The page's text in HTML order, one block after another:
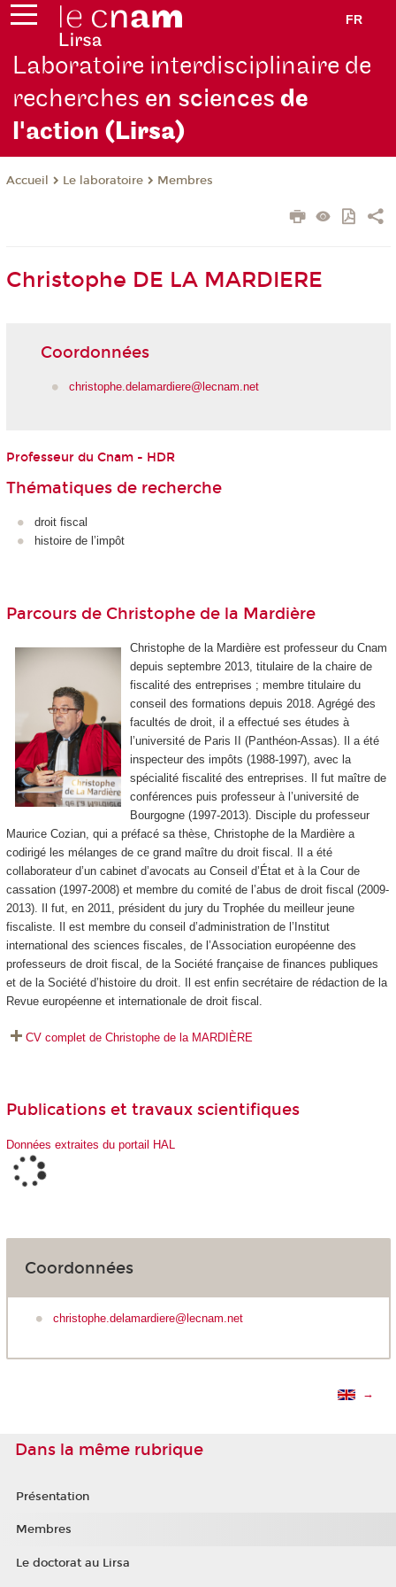
FR
Laboratoire interdisciplinaire de
recherches en sciencesde
l'action (Lirsa)
Accueil Le laboratoire Membres
Christophe DE LA MARDIERE
Coordonnées
christophe.delamardiere@lecnam.net
Professeur du Cnam - HDR
Thématiques de recherche
droit fiscal
histoire de l’impôt
Parcours de Christophe de la Mardière
Christophe de la Mardière est professeur du Cnam
depuis septembre 2013, titulaire de la chaire de
fiscalité des entreprises ; membre titulaire du
conseil des formations depuis 2018. Agrégé des
facultés de droit, il a effectué ses études à
l’université de Paris II (Panthéon-Assas). Il a été
inspecteur des impôts (1988-1997), avec la
spécialité fiscalité des entreprises. Il fut maître de
conférences puis professeur à l’université de
Bourgogne (1997-2013). Disciple du professeur
Maurice Cozian, qui a préfacé sa thèse, Christophe de la Mardière a
codirigé les mélanges de ce grand maître du droit fiscal. Il a été
collaborateur d’un cabinet d’avocats au Conseil d’État et à la Cour de
cassation (1997-2008) et membre du comité de l’abus de droit fiscal (2009-
2013). Il fut, en 2011, président du jury du Trophée du meilleur jeune
fiscaliste. Il est membre du conseil d’administration de l’Institut
international des sciences fiscales, de l’Association européenne des
professeurs de droit fiscal, de la Société française de finances publiques
et de la Société d’histoire du droit. Il est enfin secrétaire de rédaction de la
Revue européenne et internationale de droit fiscal .
CV complet de Christophe de la MARDIÈRE
Publications et travaux scientifiques
Données extraites du portail HAL
Coordonnées
christophe.delamardiere@lecnam.net
→
Dans la même rubrique
Présentation
Membres
Le doctorat au Lirsa